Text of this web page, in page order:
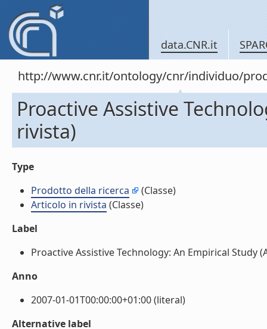
data.CNR.it
http://www.cnr.it/ontology/cnr/individuo/
Proactive Assistive
rivista)
Type
Prodotto della ricerca
(Classe)
Articolo in rivista (Classe)
Label
Proactive Assistive Technology: An Empirical Study
Anno
2007-01-01T00:00:00+01:00 (literal)
Alternative label